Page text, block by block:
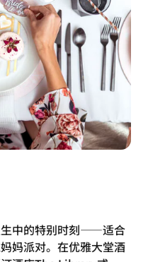
生中的特别时刻——适合
妈派对。在优雅大堂酒